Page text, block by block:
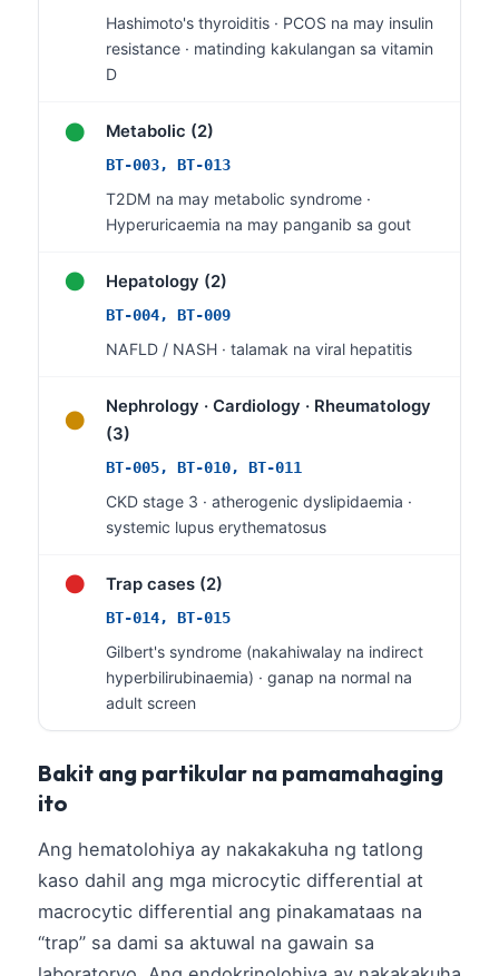
Hashimoto's thyroiditis · PCOS na may insulin
resistance · matinding kakulangan sa vitamin
D
● Metabolic (2)
BT-003, BT-013
T2DM na may metabolic syndrome ·
Hyperuricaemia na may panganib sa gout
● Hepatology (2)
BT-004, BT-009
NAFLD / NASH · talamak na viral hepatitis
●
Nephrology · Cardiology · Rheumatology
(3)
BT-005, BT-010, BT-011
CKD stage 3 · atherogenic dyslipidaemia ·
systemic lupus erythematosus
● Trap cases (2)
BT-014, BT-015
Gilbert's syndrome (nakahiwalay na indirect
hyperbilirubinaemia) · ganap na normal na
adult screen
Bakit ang partikular na pamamahaging
ito
Ang hematolohiya ay nakakakuha ng tatlong
kaso dahil ang mga microcytic differential at
macrocytic differential ang pinakamataas na
“trap” sa dami sa aktuwal na gawain sa
ไทย
ဗမာစာ
ភាសាខ្មែរ
አማርኛ
O‘zbekcha
Català
Suomi
Slovenčina
پښتو
سنڌي
Македонски јазик
Euskara
العربية المغربية
Afrikaans